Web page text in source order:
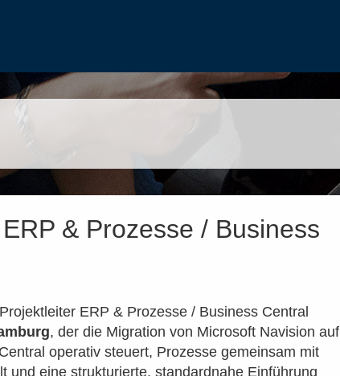
& Prozesse / Business
ERP & Prozesse / Business Central
, der die Migration von Microsoft Navision auf
operativ steuert, Prozesse gemeinsam mit
und eine strukturierte, standardnahe Einführung